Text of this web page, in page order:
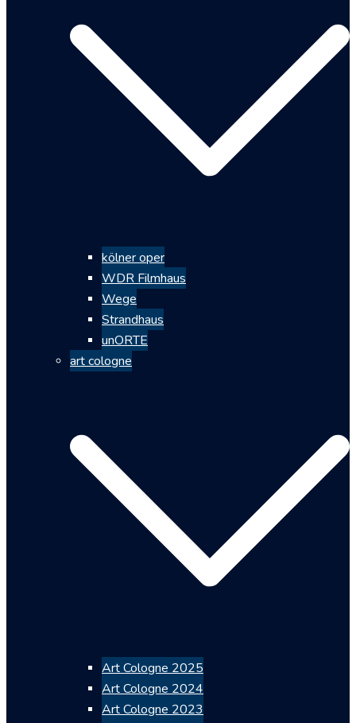
kölner oper
WDR Filmhaus
Wege
Strandhaus
unORTE
art cologne
Art Cologne 2025
Art Cologne 2024
Art Cologne 2023